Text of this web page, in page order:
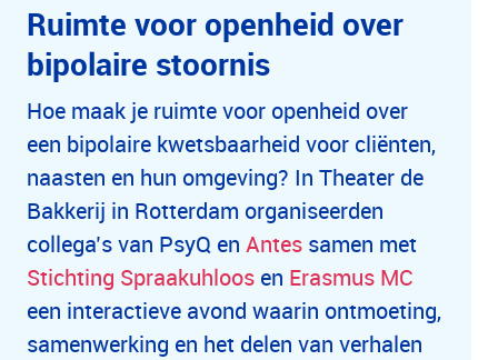
Ruimte voor openheid over
bipolaire stoornis
Hoe maak je ruimte voor openheid over
een bipolaire kwetsbaarheid voor cliënten,
naasten en hun omgeving? In Theater de
Bakkerij in Rotterdam organiseerden
collega’s van PsyQ en Antes samen met
Stichting Spraakuhloos en Erasmus MC
een interactieve avond waarin ontmoeting,
samenwerking en het delen van verhalen